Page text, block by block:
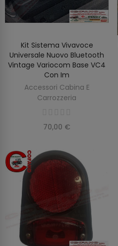
AGGIUNGI AL CARRELLO
Kit Sistema Vivavoce
Universale Nuovo Bluetooth
Vintage Variocom Base VC4
Con Im
Accessori Cabina E
Carrozzeria
70,00 €